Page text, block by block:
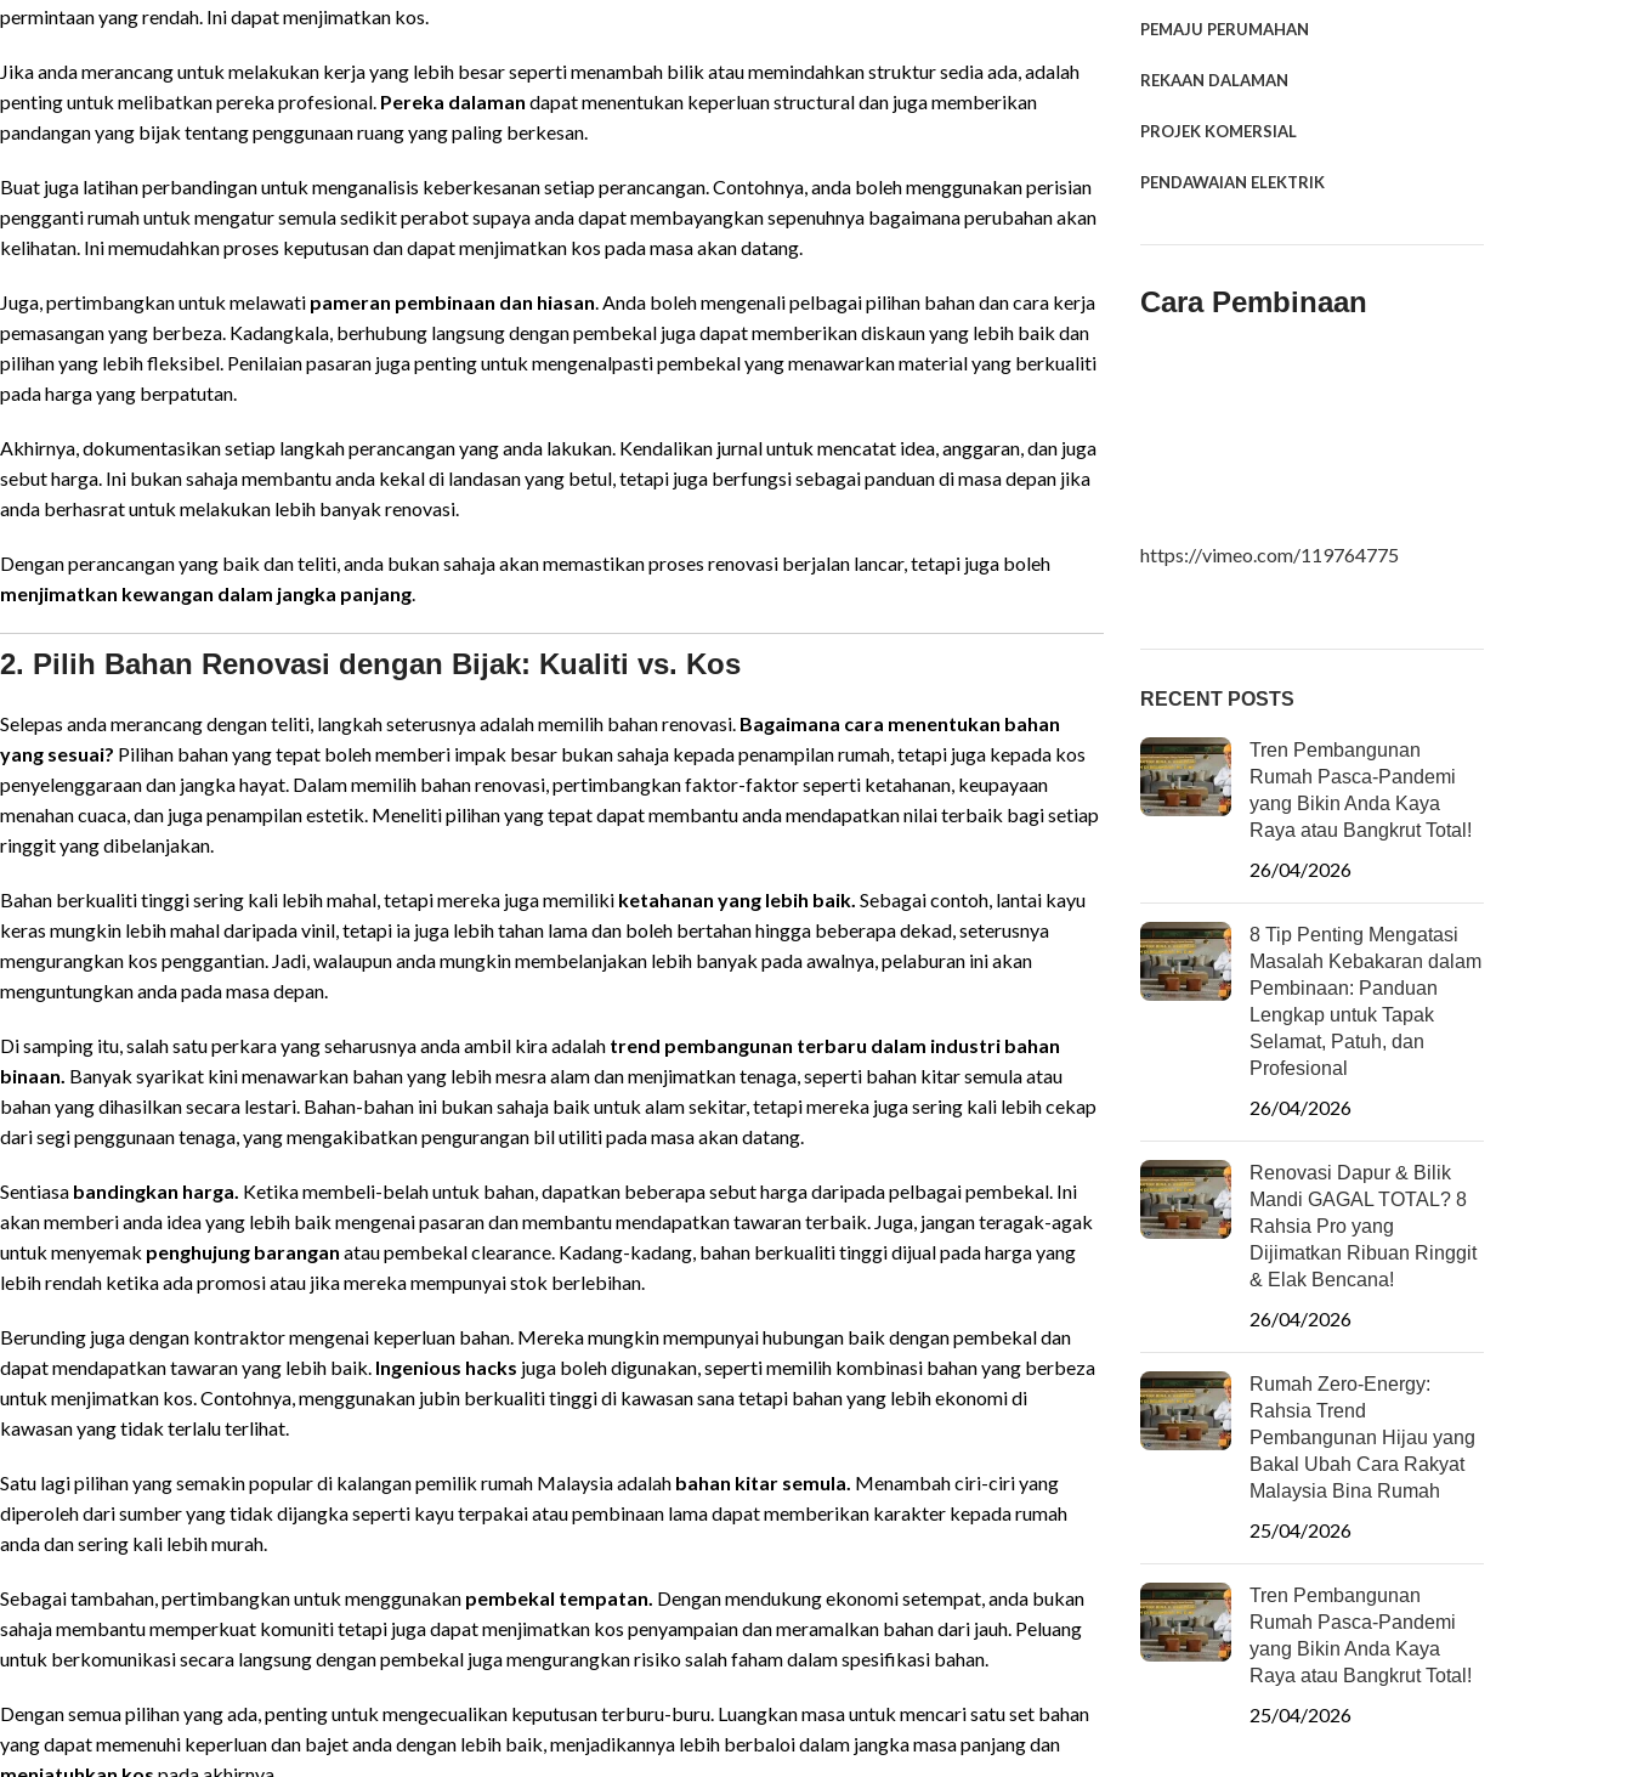
permintaan yang rendah. Ini dapat menjimatkan kos.
Jika anda merancang untuk melakukan kerja yang lebih besar seperti menambah bilik atau memindahkan struktur sedia ada, adalah
penting untuk melibatkan pereka profesional. Pereka dalaman dapat menentukan keperluan structural dan juga memberikan
pandangan yang bijak tentang penggunaan ruang yang paling berkesan.
Buat juga latihan perbandingan untuk menganalisis keberkesanan setiap perancangan. Contohnya, anda boleh menggunakan perisian
pengganti rumah untuk mengatur semula sedikit perabot supaya anda dapat membayangkan sepenuhnya bagaimana perubahan akan
kelihatan. Ini memudahkan proses keputusan dan dapat menjimatkan kos pada masa akan datang.
Juga, pertimbangkan untuk melawati pameran pembinaan dan hiasan. Anda boleh mengenali pelbagai pilihan bahan dan cara kerja
pemasangan yang berbeza. Kadangkala, berhubung langsung dengan pembekal juga dapat memberikan diskaun yang lebih baik dan
pilihan yang lebih fleksibel. Penilaian pasaran juga penting untuk mengenalpasti pembekal yang menawarkan material yang berkualiti
pada harga yang berpatutan.
Akhirnya, dokumentasikan setiap langkah perancangan yang anda lakukan. Kendalikan jurnal untuk mencatat idea, anggaran, dan juga
sebut harga. Ini bukan sahaja membantu anda kekal di landasan yang betul, tetapi juga berfungsi sebagai panduan di masa depan jika
anda berhasrat untuk melakukan lebih banyak renovasi.
Dengan perancangan yang baik dan teliti, anda bukan sahaja akan memastikan proses renovasi berjalan lancar, tetapi juga boleh
menjimatkan kewangan dalam jangka panjang.
2. Pilih Bahan Renovasi dengan Bijak: Kualiti vs. Kos
Selepas anda merancang dengan teliti, langkah seterusnya adalah memilih bahan renovasi. Bagaimana cara menentukan bahan
yang sesuai? Pilihan bahan yang tepat boleh memberi impak besar bukan sahaja kepada penampilan rumah, tetapi juga kepada kos
penyelenggaraan dan jangka hayat. Dalam memilih bahan renovasi, pertimbangkan faktor-faktor seperti ketahanan, keupayaan
menahan cuaca, dan juga penampilan estetik. Meneliti pilihan yang tepat dapat membantu anda mendapatkan nilai terbaik bagi setiap
ringgit yang dibelanjakan.
Bahan berkualiti tinggi sering kali lebih mahal, tetapi mereka juga memiliki ketahanan yang lebih baik. Sebagai contoh, lantai kayu
keras mungkin lebih mahal daripada vinil, tetapi ia juga lebih tahan lama dan boleh bertahan hingga beberapa dekad, seterusnya
mengurangkan kos penggantian. Jadi, walaupun anda mungkin membelanjakan lebih banyak pada awalnya, pelaburan ini akan
menguntungkan anda pada masa depan.
Di samping itu, salah satu perkara yang seharusnya anda ambil kira adalah trend pembangunan terbaru dalam industri bahan
binaan. Banyak syarikat kini menawarkan bahan yang lebih mesra alam dan menjimatkan tenaga, seperti bahan kitar semula atau
bahan yang dihasilkan secara lestari. Bahan-bahan ini bukan sahaja baik untuk alam sekitar, tetapi mereka juga sering kali lebih cekap
dari segi penggunaan tenaga, yang mengakibatkan pengurangan bil utiliti pada masa akan datang.
Sentiasa bandingkan harga. Ketika membeli-belah untuk bahan, dapatkan beberapa sebut harga daripada pelbagai pembekal. Ini
akan memberi anda idea yang lebih baik mengenai pasaran dan membantu mendapatkan tawaran terbaik. Juga, jangan teragak-agak
untuk menyemak penghujung barangan atau pembekal clearance. Kadang-kadang, bahan berkualiti tinggi dijual pada harga yang
lebih rendah ketika ada promosi atau jika mereka mempunyai stok berlebihan.
Berunding juga dengan kontraktor mengenai keperluan bahan. Mereka mungkin mempunyai hubungan baik dengan pembekal dan
dapat mendapatkan tawaran yang lebih baik. Ingenious hacks juga boleh digunakan, seperti memilih kombinasi bahan yang berbeza
untuk menjimatkan kos. Contohnya, menggunakan jubin berkualiti tinggi di kawasan sana tetapi bahan yang lebih ekonomi di
kawasan yang tidak terlalu terlihat.
Satu lagi pilihan yang semakin popular di kalangan pemilik rumah Malaysia adalah bahan kitar semula. Menambah ciri-ciri yang
diperoleh dari sumber yang tidak dijangka seperti kayu terpakai atau pembinaan lama dapat memberikan karakter kepada rumah
anda dan sering kali lebih murah.
Sebagai tambahan, pertimbangkan untuk menggunakan pembekal tempatan. Dengan mendukung ekonomi setempat, anda bukan
sahaja membantu memperkuat komuniti tetapi juga dapat menjimatkan kos penyampaian dan meramalkan bahan dari jauh. Peluang
untuk berkomunikasi secara langsung dengan pembekal juga mengurangkan risiko salah faham dalam spesifikasi bahan.
Dengan semua pilihan yang ada, penting untuk mengecualikan keputusan terburu-buru. Luangkan masa untuk mencari satu set bahan
yang dapat memenuhi keperluan dan bajet anda dengan lebih baik, menjadikannya lebih berbaloi dalam jangka masa panjang dan
PEMAJU PERUMAHAN
REKAAN DALAMAN
PROJEK KOMERSIAL
PENDAWAIAN ELEKTRIK
Cara Pembinaan
https://vimeo.com/119764775
RECENT POSTS
Tren Pembangunan
Rumah Pasca-Pandemi
yang Bikin Anda Kaya
Raya atau Bangkrut Total!
26/04/2026
8 Tip Penting Mengatasi
Masalah Kebakaran dalam
Pembinaan: Panduan
Lengkap untuk Tapak
Selamat, Patuh, dan
Profesional
26/04/2026
Renovasi Dapur & Bilik
Mandi GAGAL TOTAL? 8
Rahsia Pro yang
Dijimatkan Ribuan Ringgit
& Elak Bencana!
26/04/2026
Rumah Zero-Energy:
Rahsia Trend
Pembangunan Hijau yang
Bakal Ubah Cara Rakyat
Malaysia Bina Rumah
25/04/2026
Tren Pembangunan
Rumah Pasca-Pandemi
yang Bikin Anda Kaya
Raya atau Bangkrut Total!
25/04/2026